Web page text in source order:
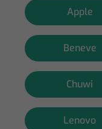
Apple
Beneve
Chuwi
Lenovo